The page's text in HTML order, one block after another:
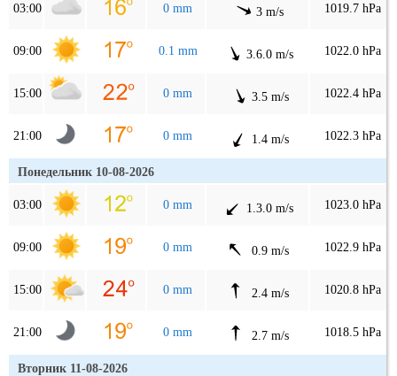
03:00 0 mm 3 m/s 1019.7 hPa
09:00 0.1 mm 3.6.0 m/s 1022.0 hPa
15:00 0 mm 3.5 m/s 1022.4 hPa
21:00 0 mm 1.4 m/s 1022.3 hPa
Понедельник 10-08-2026
03:00 0 mm 1.3.0 m/s 1023.0 hPa
09:00 0 mm 0.9 m/s 1022.9 hPa
15:00 0 mm 2.4 m/s 1020.8 hPa
21:00 0 mm 2.7 m/s 1018.5 hPa
Вторник 11-08-2026